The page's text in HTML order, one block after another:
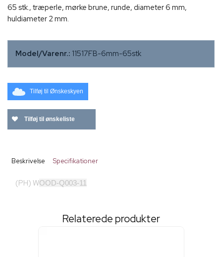
65 stk., træperle, mørke brune, runde, diameter 6 mm,
huldiameter 2 mm.
Model/Varenr.: 11517FB-6mm-65stk
Tilføj til Ønskeskyen
Tilføj til ønskeliste
Beskrivelse Specifikationer
(PH) WOOD-Q003-11
Relaterede produkter